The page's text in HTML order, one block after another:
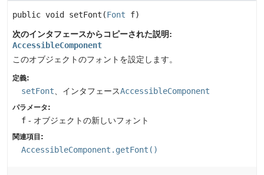
public void setFont (Font f)
次のインタフェースからコピーされた説明:
AccessibleComponent
このオブジェクトのフォントを設定します。
定義:
setFont 、インタフェースAccessibleComponent
パラメータ:
f - オブジェクトの新しいフォント
関連項目:
AccessibleComponent.getFont()